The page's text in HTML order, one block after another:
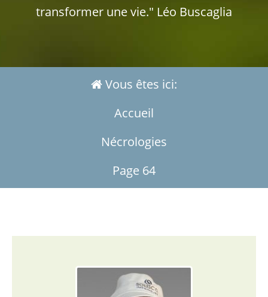
transformer une vie." Léo Buscaglia
Vous êtes ici:
Accueil
Nécrologies
Page 64